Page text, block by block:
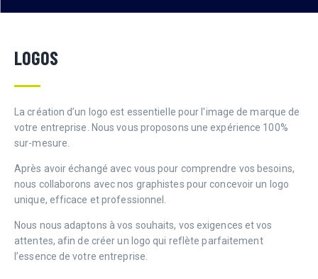
LOGOS
La création d’un logo est essentielle pour l'image de marque de
votre entreprise. Nous vous proposons une expérience 100%
sur-mesure.
Après avoir échangé avec vous pour comprendre vos besoins,
nous collaborons avec nos graphistes pour concevoir un logo
unique, efficace et professionnel.
Nous nous adaptons à vos souhaits, vos exigences et vos
attentes, afin de créer un logo qui reflète parfaitement
l’essence de votre entreprise.